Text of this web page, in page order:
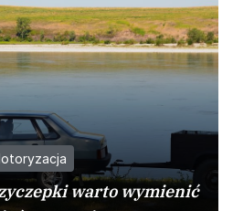
warto wymienić